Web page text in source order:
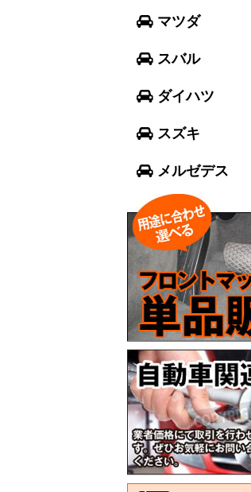
マツダ
ビアンテ
スバル
エクシーガ クロ
ダイハツ
タント
トール
スズキ
エヴリィワゴン
スイフト
ジムニー シエラ
メルゼデス
Aクラス
GLCクラス